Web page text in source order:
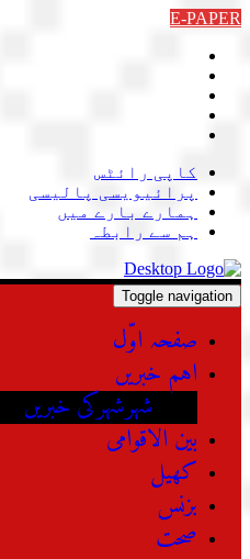
Skip
content
E-PAPER
کاپی رائٹس
پرائیویسی پالیسی
ہمارے بارے میں
ہم سے رابطہ
Toggle navigation
صفحہ اوّل
اہم خبریں
شہرشہرکی خبریں
بین الاقوامی
کھیل
بزنس
صحت